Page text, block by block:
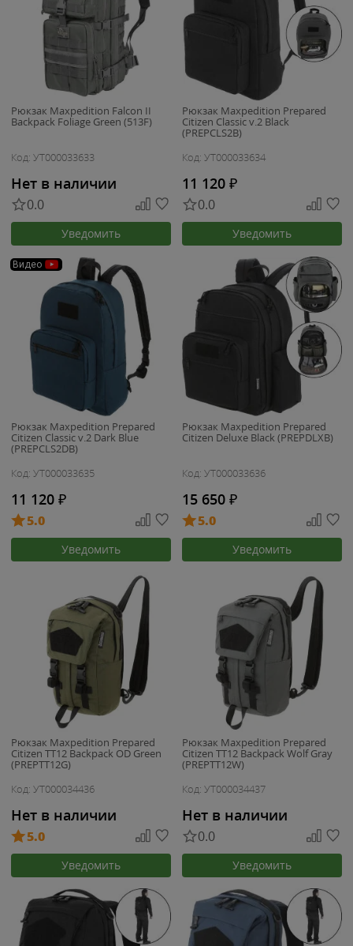
Рюкзак Maxpedition Falcon II
Backpack Foliage Green (513F)
Код: УТ000033633
Нет в наличии
0.0
Уведомить
Рюкзак Maxpedition Prepared
Citizen Classic v.2 Black
(PREPCLS2B)
Код: УТ000033634
11 120 ₽
0.0
Уведомить
Видео
Рюкзак Maxpedition Prepared
Citizen Classic v.2 Dark Blue
(PREPCLS2DB)
Код: УТ000033635
11 120 ₽
5.0
Уведомить
Рюкзак Maxpedition Prepared
Citizen Deluxe Black (PREPDLXB)
Код: УТ000033636
15 650 ₽
5.0
Уведомить
Рюкзак Maxpedition Prepared
Citizen TT12 Backpack OD Green
(PREPTT12G)
Код: УТ000034436
Нет в наличии
5.0
Уведомить
Рюкзак Maxpedition Prepared
Citizen TT12 Backpack Wolf Gray
(PREPTT12W)
Код: УТ000034437
Нет в наличии
0.0
Уведомить